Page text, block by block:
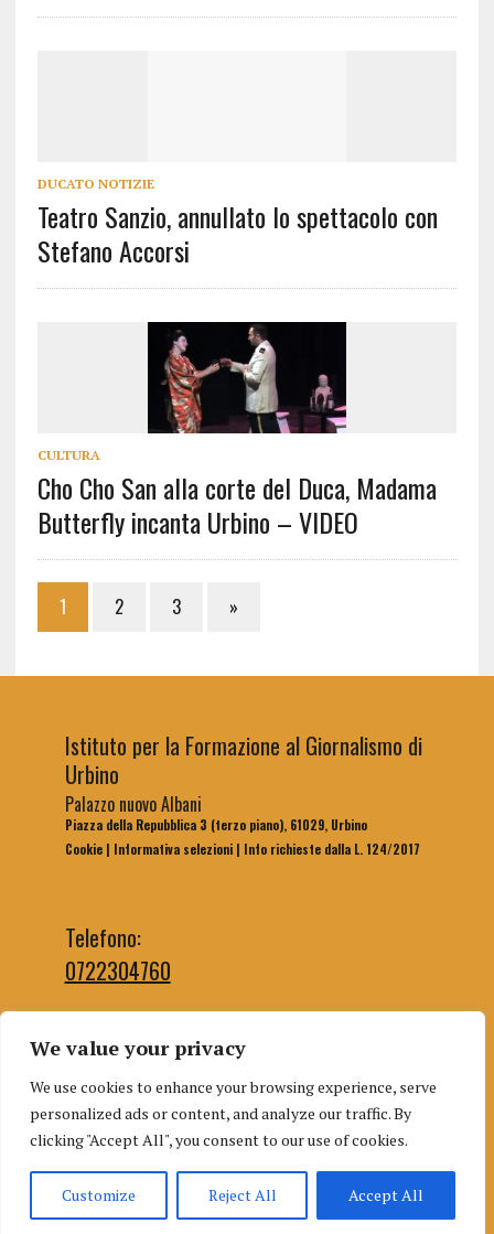
We value your privacy
We use cookies to enhance your browsing experience, serve
personalized ads or content, and analyze our traffic. By
clicking "Accept All", you consent to our use of cookies.
Customize Reject All Accept All
DUCATO NOTIZIE
Teatro Sanzio, annullato lo spettacolo con
Stefano Accorsi
CULTURA
Cho Cho San alla corte del Duca, Madama
Butterfly incanta Urbino – VIDEO
1 2 3 »
Istituto per la Formazione al Giornalismo di
Urbino
Palazzo nuovo Albani
Piazza della Repubblica 3 (terzo piano), 61029, Urbino
Cookie| Informativa selezioni| Info richieste dalla L. 124/2017
Telefono:
0722304760
Email segreteria:
segreteriaifg@uniurb.it
Email redazione:
redazioneifgurbino@gmail.com